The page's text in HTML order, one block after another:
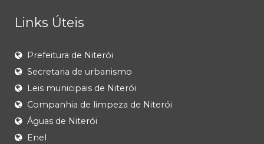
Links Úteis
Prefeitura de Niterói
Secretaria de urbanismo
Leis municipais de Niterói
Companhia de limpeza de Niterói
Águas de Niterói
Enel